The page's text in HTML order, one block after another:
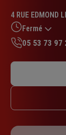
4 RUE EDMOND
Fermé
Dimanche :
05 53 73 97